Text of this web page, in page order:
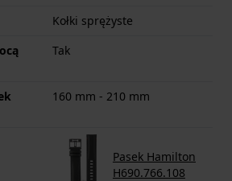
Kołki sprężyste
Tak
160 mm - 210 mm
Pasek Hamilton
H690.766.108